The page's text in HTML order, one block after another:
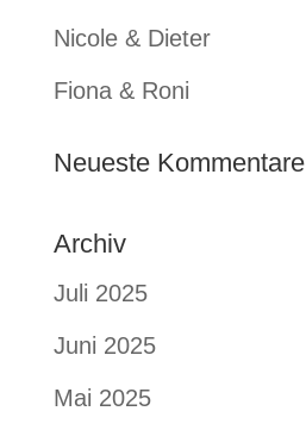
Nicole & Dieter
Fiona & Roni
Neueste Kommentare
Archiv
Juli 2025
Juni 2025
Mai 2025